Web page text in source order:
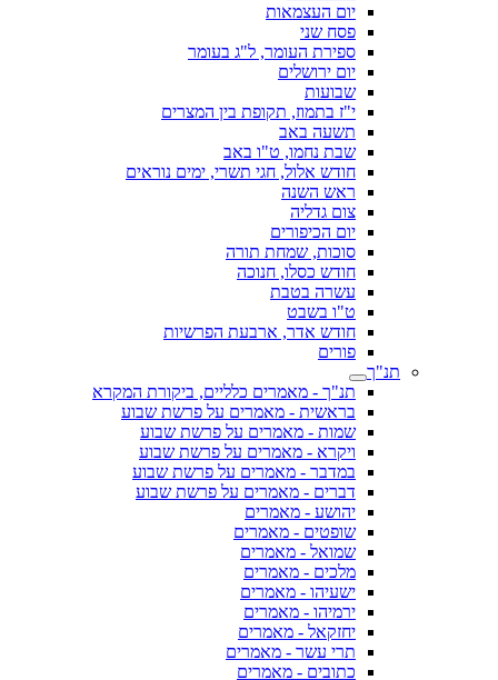
יום העצמאות
פסח שני
ספירת העומר, ל"ג בעומר
יום ירושלים
שבועות
י"ז בתמוז, תקופת בין המצרים
תשעה באב
שבת נחמו, ט"ו באב
חודש אלול, חגי תשרי, ימים נוראים
ראש השנה
צום גדליה
יום הכיפורים
סוכות, שמחת תורה
חודש כסלו, חנוכה
עשרה בטבת
ט"ו בשבט
חודש אדר, ארבעת הפרשיות
פורים
תנ"ך
תנ"ך - מאמרים כלליים, ביקורת המקרא
בראשית - מאמרים על פרשת שבוע
שמות - מאמרים על פרשת שבוע
ויקרא - מאמרים על פרשת שבוע
במדבר - מאמרים על פרשת שבוע
דברים - מאמרים על פרשת שבוע
יהושע - מאמרים
שופטים - מאמרים
שמואל - מאמרים
מלכים - מאמרים
ישעיהו - מאמרים
ירמיהו - מאמרים
יחזקאל - מאמרים
תרי עשר - מאמרים
כתובים - מאמרים